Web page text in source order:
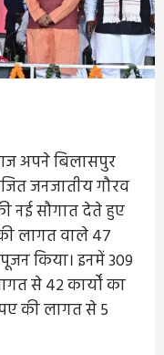
अपने बिलासपुर
जनजातीय गौरव
नई सौगात देते हुए
लागत वाले 47
किया। इनमें 309
से 42 कार्यों का
की लागत से 5